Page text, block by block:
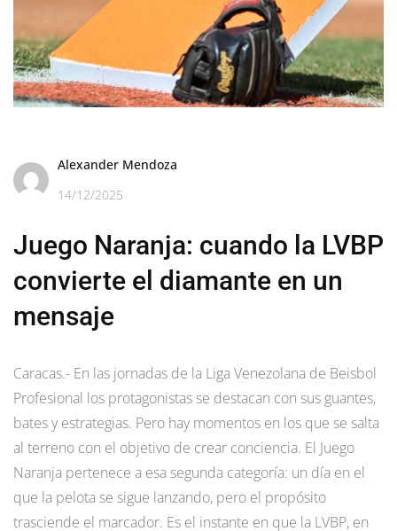
Alexander Mendoza
14/12/2025
Juego Naranja: cuando la LVBP
convierte el diamante en un
mensaje
Caracas.- En las jornadas de la Liga Venezolana de Beisbol
Profesional los protagonistas se destacan con sus guantes,
bates y estrategias. Pero hay momentos en los que se salta
al terreno con el objetivo de crear conciencia. El Juego
Naranja pertenece a esa segunda categoría: un día en el
que la pelota se sigue lanzando, pero el propósito
trasciende el marcador. Es el instante en que la LVBP, en